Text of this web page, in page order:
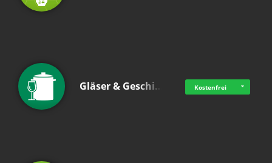
Gläser & Geschi… Kostenfrei